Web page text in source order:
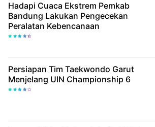
Hadapi Cuaca Ekstrem Pemkab
Bandung Lakukan Pengecekan
Peralatan Kebencanaan
Persiapan Tim Taekwondo Garut
Menjelang UIN Championship 6